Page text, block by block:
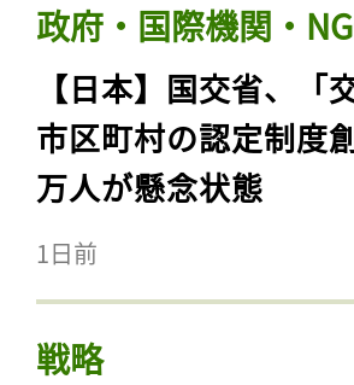
政府・国際機関・
【日本】国交省、「
市区町村の認定制度
万人が懸念状態
1日前
戦略